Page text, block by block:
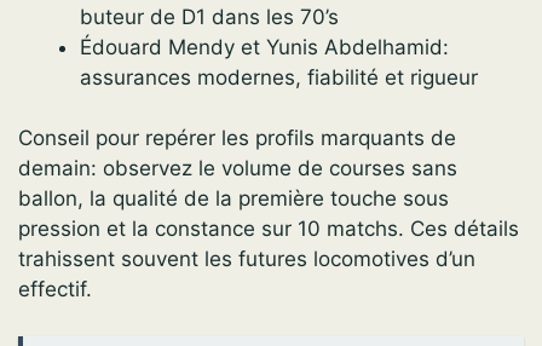
buteur de D1 dans les 70’s
Édouard Mendy et Yunis Abdelhamid:
assurances modernes, fiabilité et rigueur
Conseil pour repérer les profils marquants de
demain: observez le volume de courses sans
ballon, la qualité de la première touche sous
pression et la constance sur 10 matchs. Ces détails
trahissent souvent les futures locomotives d’un
effectif.